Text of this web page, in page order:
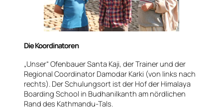
Die Koordinatoren
„Unser“ Ofenbauer Santa Kaji, der Trainer und der
Regional Coordinator Damodar Karki (von links nach
rechts). Der Schulungsort ist der Hof der Himalaya
Boarding School in Budhanilkanth am nördlichen
Rand des Kathmandu-Tals.